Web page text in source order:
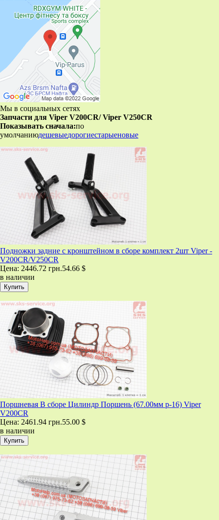
Мы в социальных сетях
Запчасти для Viper V200CR/ Viper V250CR
Показывать сначала:по
умолчаниюдешевыедорогиестарыеновые
Подножки задние с кронштейном в сборе комплект 2шт Viper -
V200CR/V250CR
Цена: 2446.72 грн.54.66 $
в наличии
Поршневая В сборе Цилиндр Поршень (67.00мм р-16) Viper
V200CR
Цена: 2461.94 грн.55.00 $
в наличии